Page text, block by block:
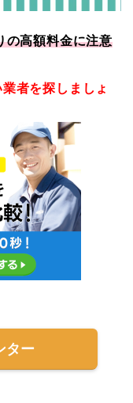
の高額料金に注意
者を探しましょ
ター